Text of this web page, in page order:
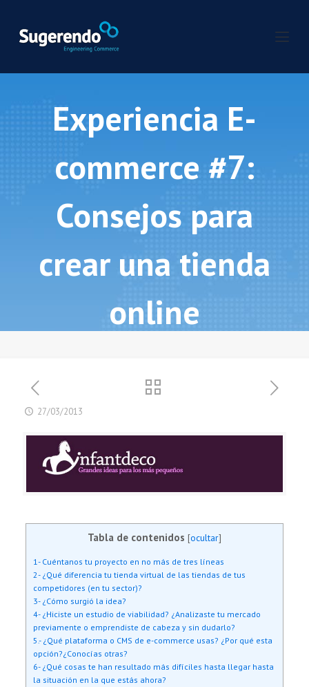
Experiencia E-
commerce #7:
Consejos para
crear una tienda
online
27/03/2013
Tabla de contenidos [ocultar]
1- Cuéntanos tu proyecto en no más de tres líneas
2- ¿Qué diferencia tu tienda virtual de las tiendas de tus
competidores (en tu sector)?
3- ¿Cómo surgió la idea?
4- ¿Hiciste un estudio de viabilidad? ¿Analizaste tu mercado
previamente o emprendiste de cabeza y sin dudarlo?
5.- ¿Qué plataforma o CMS de e-commerce usas? ¿Por qué esta
opción?¿Conocías otras?
6- ¿Qué cosas te han resultado más difíciles hasta llegar hasta
la situación en la que estás ahora?